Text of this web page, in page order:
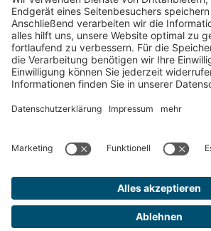
Cannabis
Cannabis
SERVICE
Impressum